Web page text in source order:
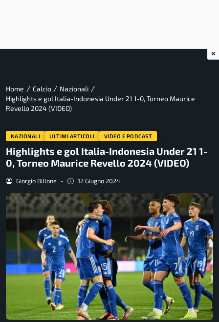
Home / Calcio / Nazionali /
Highlights e gol Italia-Indonesia Under 21 1-0, Torneo Maurice
Revello 2024 (VIDEO)
NAZIONALI ULTIMI ARTICOLI VIDEO E PODCAST
Highlights e gol Italia-Indonesia Under 21 1-
0, Torneo Maurice Revello 2024 (VIDEO)
Giorgio Billone - 12 Giugno 2024
×